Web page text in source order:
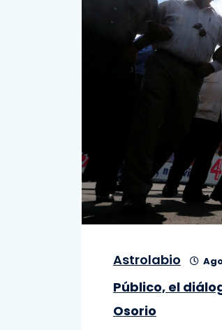
Astrolabio
Público, el
Osorio